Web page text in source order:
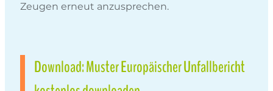
Zeugen erneut anzusprechen.
Download: Muster Europäischer Unfallbericht